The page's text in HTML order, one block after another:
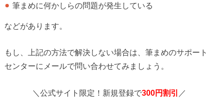
筆まめに何かしらの問題が発生している
などがあります。
もし、上記の方法で解決しない場合は、筆まめのサポート
センターにメールで問い合わせてみましょう。
＼公式サイト限定！新規登録で300円割引 ／